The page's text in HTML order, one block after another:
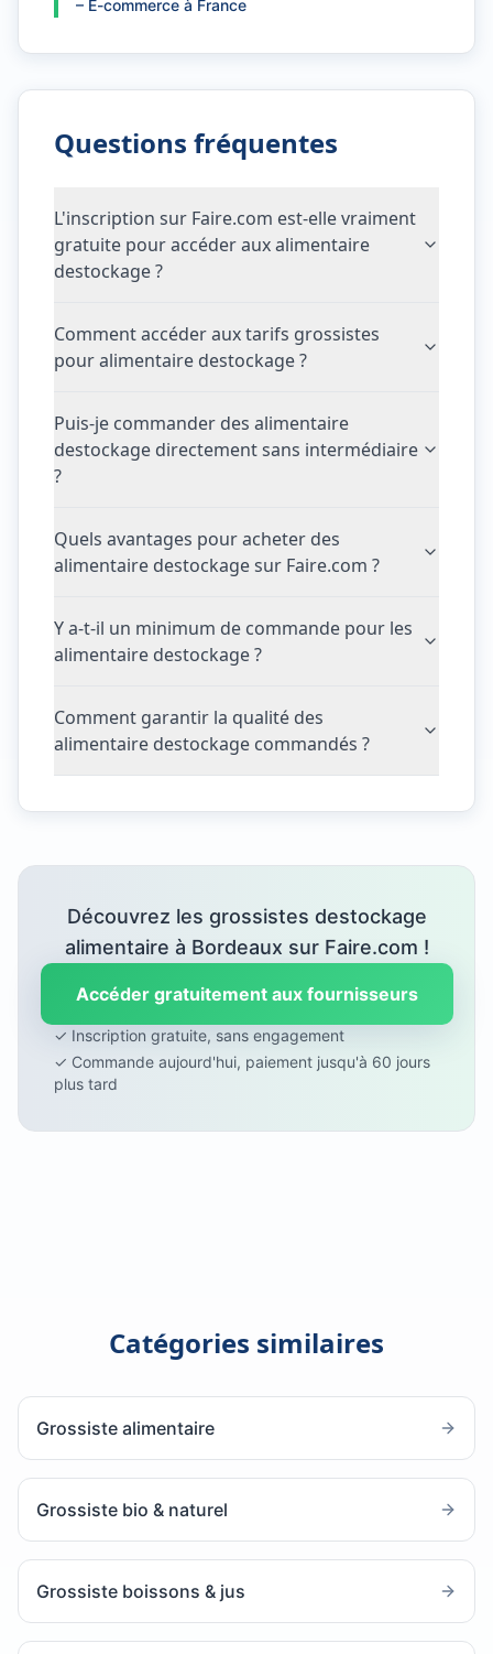
– E-commerce à France
Questions fréquentes
L'inscription sur Faire.com est-elle vraiment
gratuite pour accéder aux alimentaire
destockage ?
Comment accéder aux tarifs grossistes
pour alimentaire destockage ?
Puis-je commander des alimentaire
destockage directement sans intermédiaire
?
Quels avantages pour acheter des
alimentaire destockage sur Faire.com ?
Y a-t-il un minimum de commande pour les
alimentaire destockage ?
Comment garantir la qualité des
alimentaire destockage commandés ?
Découvrez les grossistes destockage
alimentaire à Bordeaux sur Faire.com !
Accéder gratuitement aux fournisseurs
✓ Inscription gratuite, sans engagement
✓ Commande aujourd'hui, paiement jusqu'à 60 jours
plus tard
Catégories similaires
Grossiste alimentaire
Grossiste bio & naturel
Grossiste boissons & jus